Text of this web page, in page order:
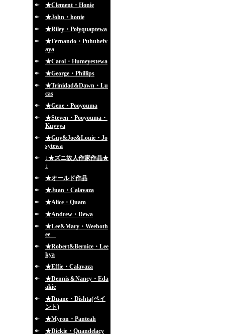
★Clement・Honie
★John・honie
★Riley・Polyquaptewa
★Fernando・Puhuhefv
aya
★Carol・Humeyestewa
★George・Phillips
★Trinidad&Dawn・Lu
cas
★Gene・Pooyouma
★Steven・Pooyouma・
Kuyvya
★Guy&Joe&Louie・Jo
sytewa
↓★ズニ故人作家作品★
↓
★オールド作品
★Juan・Calavaza
★Alice・Quam
★Andrew・Dewa
★Lee&Mary・Weeboth
ee
★Robert&Bernice・Lee
kya
★Effie・Calavaza
★Dennis＆Nancy・Eda
akie
★Duane・Dishta(ペイ
ント)
★Myron・Panteah
★Dickie・Quandelacy